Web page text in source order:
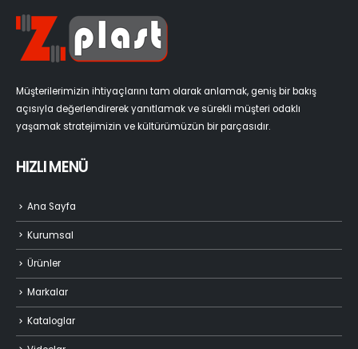
Müşterilerimizin ihtiyaçlarını tam olarak anlamak, geniş bir bakış
açısıyla değerlendirerek yanıtlamak ve sürekli müşteri odaklı
yaşamak stratejimizin ve kültürümüzün bir parçasıdır.
HIZLI MENÜ
Ana Sayfa
Kurumsal
Ürünler
Markalar
Kataloglar